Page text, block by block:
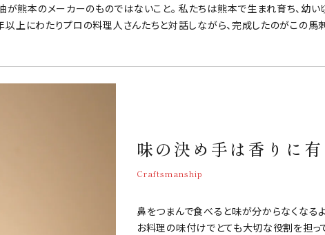
熊本のメーカーのものではないこと。 私たちは熊本で生まれ育ち、幼
上にわたりプロの料理人さんたちと対話しながら、完成したのがこの馬
味の決め手は香りに有
Craftsmanship
鼻をつまんで食べると味が分からなくなる
お料理の味付けでとても大切な役割を担っ